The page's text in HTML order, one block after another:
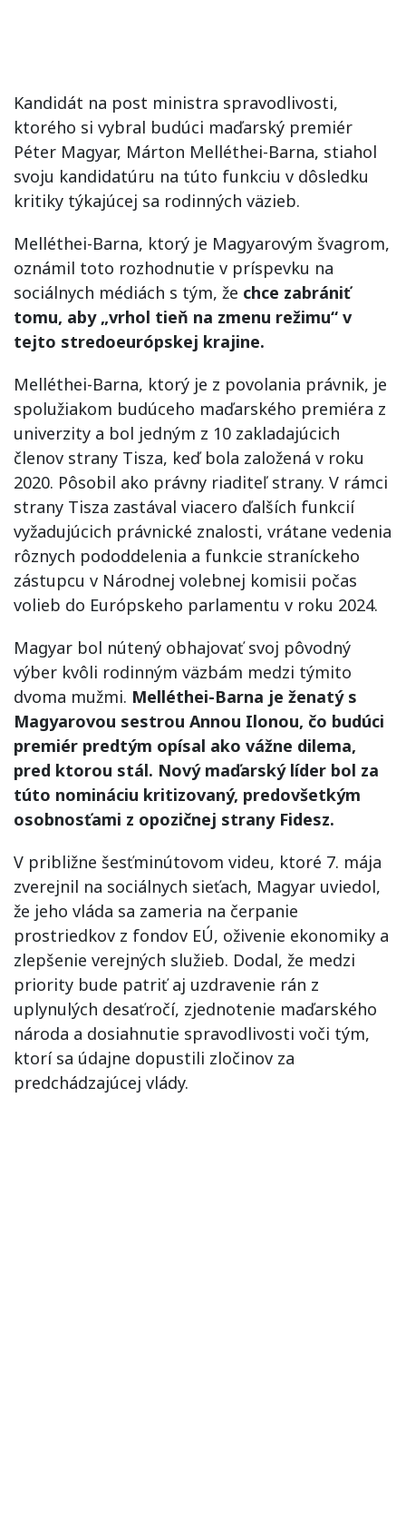
Kandidát na post ministra spravodlivosti,
ktorého si vybral budúci maďarský premiér
Péter Magyar, Márton Melléthei-Barna, stiahol
svoju kandidatúru na túto funkciu v dôsledku
kritiky týkajúcej sa rodinných väzieb.
Melléthei-Barna, ktorý je Magyarovým švagrom,
oznámil toto rozhodnutie v príspevku na
sociálnych médiách s tým, že chce zabrániť
tomu, aby „vrhol tieň na zmenu režimu“ v
tejto stredoeurópskej krajine.
Melléthei-Barna, ktorý je z povolania právnik, je
spolužiakom budúceho maďarského premiéra z
univerzity a bol jedným z 10 zakladajúcich
členov strany Tisza, keď bola založená v roku
2020. Pôsobil ako právny riaditeľ strany. V rámci
strany Tisza zastával viacero ďalších funkcií
vyžadujúcich právnické znalosti, vrátane vedenia
rôznych pododdelenia a funkcie straníckeho
zástupcu v Národnej volebnej komisii počas
volieb do Európskeho parlamentu v roku 2024.
Magyar bol nútený obhajovať svoj pôvodný
výber kvôli rodinným väzbám medzi týmito
dvoma mužmi. Melléthei-Barna je ženatý s
Magyarovou sestrou Annou Ilonou, čo budúci
premiér predtým opísal ako vážne dilema,
pred ktorou stál. Nový maďarský líder bol za
túto nomináciu kritizovaný, predovšetkým
osobnosťami z opozičnej strany Fidesz.
V približne šesťminútovom videu, ktoré 7. mája
zverejnil na sociálnych sieťach, Magyar uviedol,
že jeho vláda sa zameria na čerpanie
prostriedkov z fondov EÚ, oživenie ekonomiky a
zlepšenie verejných služieb. Dodal, že medzi
priority bude patriť aj uzdravenie rán z
uplynulých desaťročí, zjednotenie maďarského
národa a dosiahnutie spravodlivosti voči tým,
ktorí sa údajne dopustili zločinov za
predchádzajúcej vlády.